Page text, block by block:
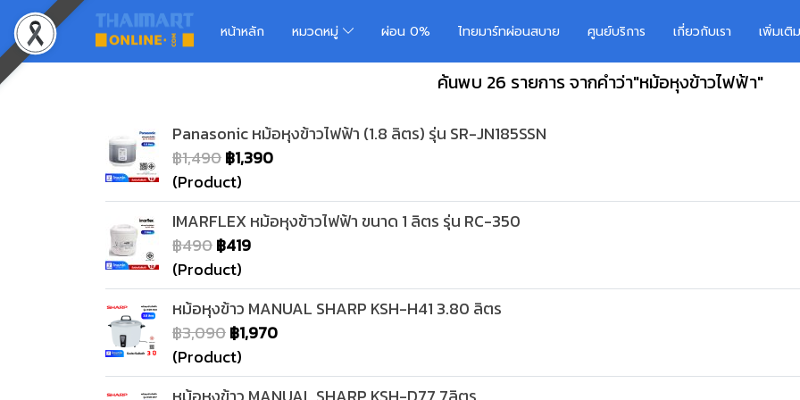
หน้าหลัก หมวดหมู่ ผ่อน 0% ไทยมาร์ทผ่อนสบาย ศูนย์บริการ เกี่ยวกับเรา เพิ่มเ
ค้นพบ 26 รายการ จากคำว่า"หม้อหุงข้าวไฟฟ้า"
Panasonic หม้อหุงข้าวไฟฟ้า (1.8 ลิตร) รุ่น SR-JN185SSN
฿1,490฿1,390
(Product)
IMARFLEX หม้อหุงข้าวไฟฟ้า ขนาด 1 ลิตร รุ่น RC-350
฿490฿419
(Product)
หม้อหุงข้าว MANUAL SHARP KSH-H41 3.80 ลิตร
฿3,090฿1,970
(Product)